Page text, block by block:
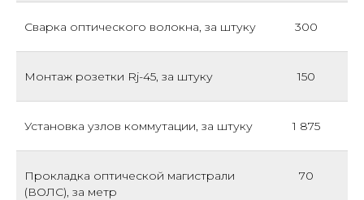
Сварка оптического волокна, за штуку 300
Монтаж розетки Rj-45, за штуку 150
Установка узлов коммутации, за штуку 1 875
Прокладка оптической магистрали
(ВОЛС), за метр
70